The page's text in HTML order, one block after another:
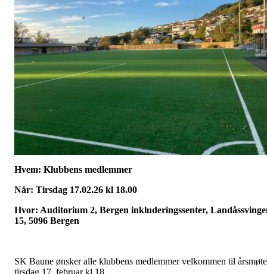
Hvem: Klubbens medlemmer
Når: Tirsdag 17.02.26 kl 18.00
Hvor: Auditorium 2, Bergen inkluderingssenter,
15, 5096 Bergen
SK Baune ønsker alle klubbens medlemmer velkommen til årsmøte
tirsdag 17. februar kl 18.